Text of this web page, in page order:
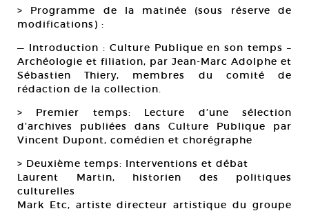
> Programme de la matinée (sous réserve de
modifications) :
— Introduction : Culture Publique en son temps –
Archéologie et filiation, par Jean-Marc Adolphe et
Sébastien Thiery, membres du comité de
rédaction de la collection.
> Premier temps: Lecture d’une sélection
d’archives publiées dans Culture Publique par
Vincent Dupont, comédien et chorégraphe
> Deuxième temps: Interventions et débat
Laurent Martin, historien des politiques
culturelles
Mark Etc, artiste directeur artistique du groupe